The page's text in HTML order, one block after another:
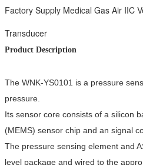
Factory Supply Medical Gas Air IIC
Transducer
Product Description
The WNK-YS0101 is a pressure
pressure.
Its sensor core consists of a silicon
(MEMS) sensor chip and an signal
The pressure sensing element and
level package and wired to the